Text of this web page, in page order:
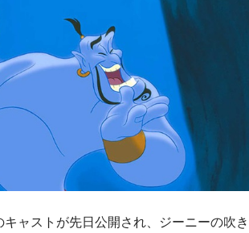
キャストが先日公開され、ジーニーの吹き